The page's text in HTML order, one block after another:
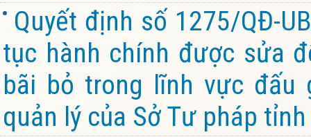
Quyết định số 1275/QĐ-
tục hành chính được sửa
bãi bỏ trong lĩnh vực đấu
quản lý của Sở Tư pháp